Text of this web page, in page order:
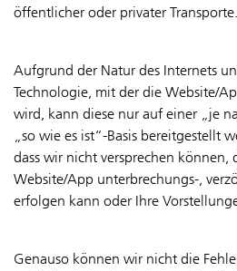
öffentlicher oder privater Transporte.
Aufgrund der Natur des Internets
Technologie, mit der die Website/
wird, kann diese nur auf einer „je
„so wie es ist“-Basis bereitgestellt
dass wir nicht versprechen können,
Website/App unterbrechungs-,
erfolgen kann oder Ihre
Genauso können wir nicht die